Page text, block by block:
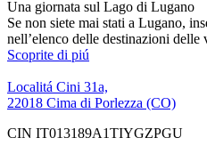
Una giornata sul Lago di Lugano
Se non siete mai stati a Lugano,
nell’elenco delle destinazioni delle
Scoprite di piú
Localitá Cini 31a,
22018 Cima di Porlezza (CO)
CIN IT013189A1TIYGZPGU